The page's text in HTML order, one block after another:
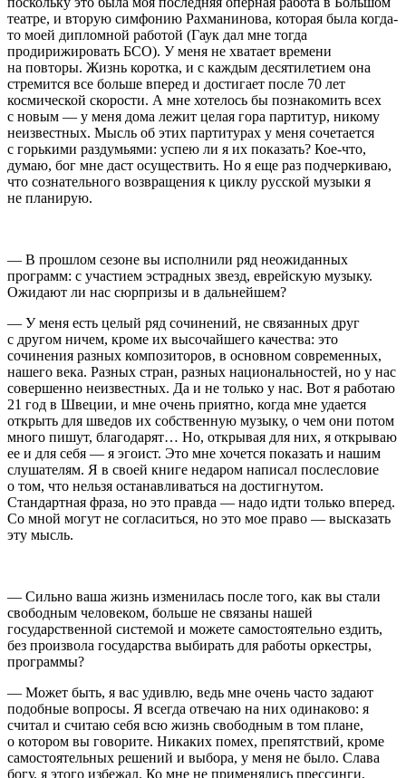
театре, и вторую симфонию Рахманинова, которая была когда-
то моей дипломной работой (Гаук дал мне тогда
продирижировать БСО). У меня не хватает времени
на повторы. Жизнь коротка, и с каждым десятилетием она
стремится все больше вперед и достигает после 70 лет
космической скорости. А мне хотелось бы познакомить всех
с новым — у меня дома лежит целая гора партитур, никому
неизвестных. Мысль об этих партитурах у меня сочетается
с горькими раздумьями: успею ли я их показать? Кое-что,
думаю, бог мне даст осуществить. Но я еще раз подчеркиваю,
что сознательного возвращения к циклу русской музыки я
не планирую.
— В прошлом сезоне вы исполнили ряд неожиданных
программ: с участием эстрадных звезд, еврейскую музыку.
Ожидают ли нас сюрпризы и в дальнейшем?
— У меня есть целый ряд сочинений, не связанных друг
с другом ничем, кроме их высочайшего качества: это
сочинения разных композиторов, в основном современных,
нашего века. Разных стран, разных национальностей, но у нас
совершенно неизвестных. Да и не только у нас. Вот я работаю
21 год в Швеции, и мне очень приятно, когда мне удается
открыть для шведов их собственную музыку, о чем они потом
много пишут, благодарят… Но, открывая для них, я открываю
ее и для себя — я эгоист. Это мне хочется показать и нашим
слушателям. Я в своей книге недаром написал послесловие
о том, что нельзя останавливаться на достигнутом.
Стандартная фраза, но это правда — надо идти только вперед.
Со мной могут не согласиться, но это мое право — высказать
эту мысль.
— Сильно ваша жизнь изменилась после того, как вы стали
свободным человеком, больше не связаны нашей
государственной системой и можете самостоятельно ездить,
без произвола государства выбирать для работы оркестры,
программы?
— Может быть, я вас удивлю, ведь мне очень часто задают
подобные вопросы. Я всегда отвечаю на них одинаково: я
считал и считаю себя всю жизнь свободным в том плане,
о котором вы говорите. Никаких помех, препятствий, кроме
самостоятельных решений и выбора, у меня не было. Слава
богу, я этого избежал. Ко мне не применялись прессинги,